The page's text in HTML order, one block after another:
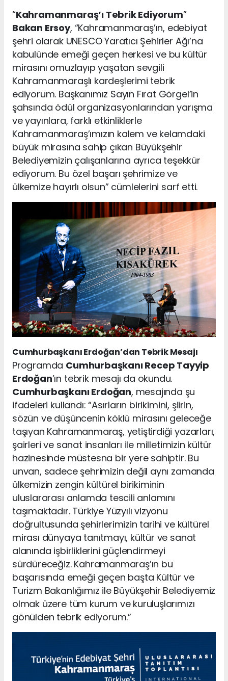
“Kahramanmaraş’ı Tebrik Ediyorum”
Bakan Ersoy, “Kahramanmaraş’ın, edebiyat
şehri olarak UNESCO Yaratıcı Şehirler Ağı’na
kabulünde emeği geçen herkesi ve bu kültür
mirasını omuzlayıp yaşatan sevgili
Kahramanmaraşlı kardeşlerimi tebrik
ediyorum. Başkanımız Sayın Fırat Görgel’in
şahsında ödül organizasyonlarından yarışma
ve yayınlara, farklı etkinliklerle
Kahramanmaraş’ımızın kalem ve kelamdaki
büyük mirasına sahip çıkan Büyükşehir
Belediyemizin çalışanlarına ayrıca teşekkür
ediyorum. Bu özel başarı şehrimize ve
ülkemize hayırlı olsun” cümlelerini sarf etti.
Cumhurbaşkanı Erdoğan’dan Tebrik Mesajı
Programda Cumhurbaşkanı Recep Tayyip
Erdoğan’ın tebrik mesajı da okundu.
Cumhurbaşkanı Erdoğan, mesajında şu
ifadeleri kullandı: “Asırların birikimini, şiirin,
sözün ve düşüncenin köklü mirasını geleceğe
taşıyan Kahramanmaraş, yetiştirdiği yazarları,
şairleri ve sanat insanları ile milletimizin kültür
hazinesinde müstesna bir yere sahiptir. Bu
unvan, sadece şehrimizin değil aynı zamanda
ülkemizin zengin kültürel birikiminin
uluslararası anlamda tescili anlamını
taşımaktadır. Türkiye Yüzyılı vizyonu
doğrultusunda şehirlerimizin tarihi ve kültürel
mirası dünyaya tanıtmayı, kültür ve sanat
alanında işbirliklerini güçlendirmeyi
sürdüreceğiz. Kahramanmaraş’ın bu
başarısında emeği geçen başta Kültür ve
Turizm Bakanlığımız ile Büyükşehir Belediyemiz
olmak üzere tüm kurum ve kuruluşlarımızı
gönülden tebrik ediyorum.”